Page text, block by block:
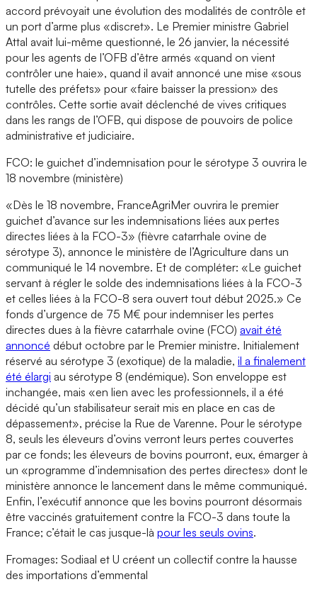
accord prévoyait une évolution des modalités de contrôle et
un port d’arme plus «discret». Le Premier ministre Gabriel
Attal avait lui-même questionné, le 26 janvier, la nécessité
pour les agents de l’OFB d’être armés «quand on vient
contrôler une haie», quand il avait annoncé une mise «sous
tutelle des préfets» pour «faire baisser la pression» des
contrôles. Cette sortie avait déclenché de vives critiques
dans les rangs de l’OFB, qui dispose de pouvoirs de police
administrative et judiciaire.
FCO: le guichet d’indemnisation pour le sérotype 3 ouvrira le
18 novembre (ministère)
«Dès le 18 novembre, FranceAgriMer ouvrira le premier
guichet d’avance sur les indemnisations liées aux pertes
directes liées à la FCO-3» (fièvre catarrhale ovine de
sérotype 3), annonce le ministère de l’Agriculture dans un
communiqué le 14 novembre. Et de compléter: «Le guichet
servant à régler le solde des indemnisations liées à la FCO-3
et celles liées à la FCO-8 sera ouvert tout début 2025.» Ce
fonds d’urgence de 75 M€ pour indemniser les pertes
directes dues à la fièvre catarrhale ovine (FCO) avait été
annoncé début octobre par le Premier ministre. Initialement
réservé au sérotype 3 (exotique) de la maladie, il a finalement
été élargi au sérotype 8 (endémique). Son enveloppe est
inchangée, mais «en lien avec les professionnels, il a été
décidé qu’un stabilisateur serait mis en place en cas de
dépassement», précise la Rue de Varenne. Pour le sérotype
8, seuls les éleveurs d’ovins verront leurs pertes couvertes
par ce fonds; les éleveurs de bovins pourront, eux, émarger à
un «programme d’indemnisation des pertes directes» dont le
ministère annonce le lancement dans le même communiqué.
Enfin, l’exécutif annonce que les bovins pourront désormais
être vaccinés gratuitement contre la FCO-3 dans toute la
France; c’était le cas jusque-là pour les seuls ovins.
Fromages: Sodiaal et U créent un collectif contre la hausse
des importations d’emmental